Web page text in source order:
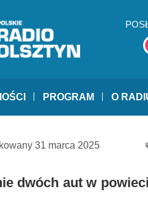
PROGRAM O
31 marca 2025
dwóch aut w